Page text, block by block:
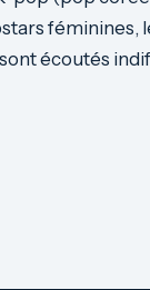
féminines,
écoutés